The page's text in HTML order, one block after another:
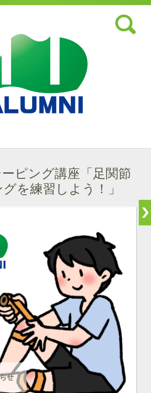
検索:
ーピング講座「足関節
を練習しよう！」
せ